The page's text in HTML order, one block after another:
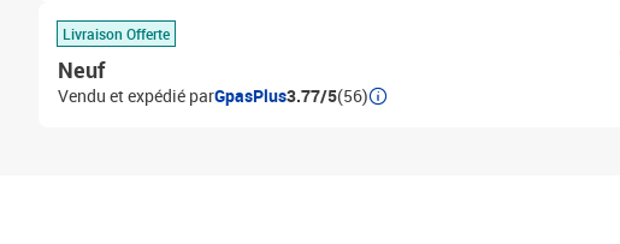
Livraison Offerte
Neuf
Vendu et expédié parGpasPlus3.77/5(56)